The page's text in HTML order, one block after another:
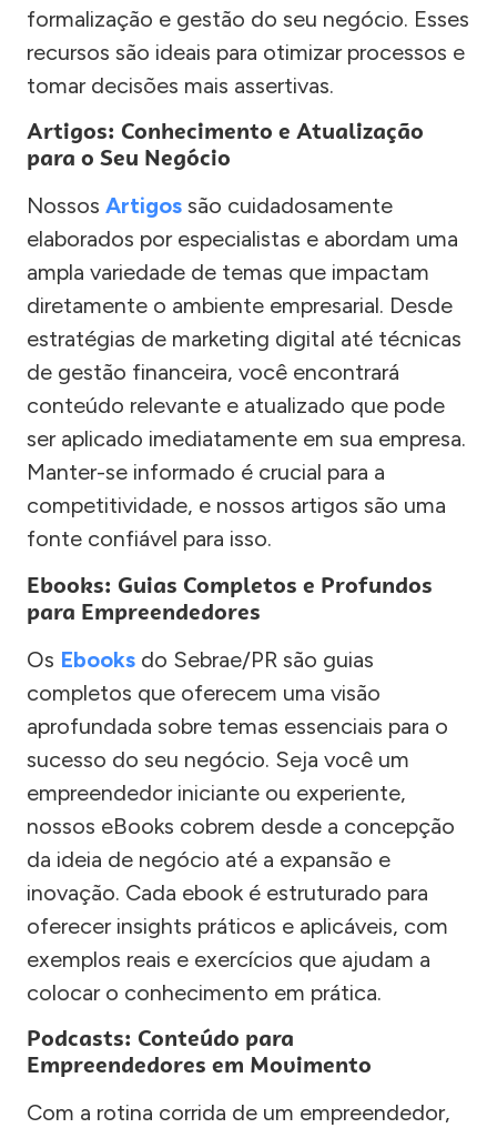
formalização e gestão do seu negócio. Esses
recursos são ideais para otimizar processos e
tomar decisões mais assertivas.
Artigos: Conhecimento e Atualização
para o Seu Negócio
Nossos Artigos são cuidadosamente
elaborados por especialistas e abordam uma
ampla variedade de temas que impactam
diretamente o ambiente empresarial. Desde
estratégias de marketing digital até técnicas
de gestão financeira, você encontrará
conteúdo relevante e atualizado que pode
ser aplicado imediatamente em sua empresa.
Manter-se informado é crucial para a
competitividade, e nossos artigos são uma
fonte confiável para isso.
Ebooks: Guias Completos e Profundos
para Empreendedores
Os Ebooks do Sebrae/PR são guias
completos que oferecem uma visão
aprofundada sobre temas essenciais para o
sucesso do seu negócio. Seja você um
empreendedor iniciante ou experiente,
nossos eBooks cobrem desde a concepção
da ideia de negócio até a expansão e
inovação. Cada ebook é estruturado para
oferecer insights práticos e aplicáveis, com
exemplos reais e exercícios que ajudam a
colocar o conhecimento em prática.
Podcasts: Conteúdo para
Empreendedores em Movimento
Com a rotina corrida de um empreendedor,